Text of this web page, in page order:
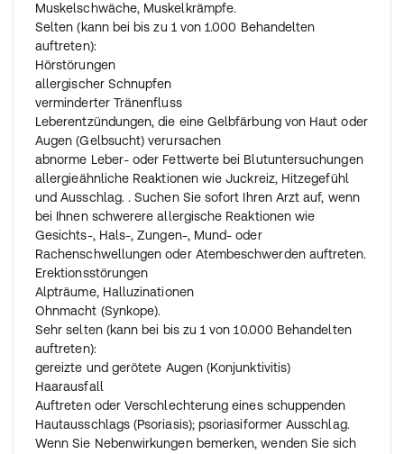
Wenn Sie eine größere Menge eingenommen haben, als
Sie sollten
Wenn Sie eine größere Menge eingenommen haben, als
Sie sollten, kontaktieren Sie sofort Ihren Arzt. Ihr Arzt
wird entscheiden, welche Maßnahmen notwendig sind.
Als Symptome einer Überdosierung können
verlangsamte Herzfrequenz, schwere Atemprobleme,
Benommenheit oder Zittern (durch zu niedrigen
Blutzucker) auftreten.
Wenn Sie die Einnahme vergessen haben
Nehmen Sie nicht die doppelte Dosis ein, wenn Sie die
vorherige Einnahme vergessen haben. Nehmen Sie am
nächsten Morgen Ihre gewohnte Dosis ein.
Wenn Sie die Einnahme abbrechen
Beenden Sie die Einnahme niemals ohne Anweisung
Ihres Arztes. Ihre Krankheit kann sich sonst gravierend
verschlechtern.
Wenn Sie weitere Fragen zur Anwendung des
Arzneimittels haben, fragen Sie Ihren Arzt oder
Apotheker.
Muskelschwäche, Muskelkrämpfe.
Selten (kann bei bis zu 1 von 1.000 Behandelten
auftreten):
Hörstörungen
allergischer Schnupfen
verminderter Tränenfluss
Leberentzündungen, die eine Gelbfärbung von Haut oder
Augen (Gelbsucht) verursachen
abnorme Leber- oder Fettwerte bei Blutuntersuchungen
allergieähnliche Reaktionen wie Juckreiz, Hitzegefühl
und Ausschlag. . Suchen Sie sofort Ihren Arzt auf, wenn
bei Ihnen schwerere allergische Reaktionen wie
Gesichts-, Hals-, Zungen-, Mund- oder
Rachenschwellungen oder Atembeschwerden auftreten.
Erektionsstörungen
Alpträume, Halluzinationen
Ohnmacht (Synkope).
Sehr selten (kann bei bis zu 1 von 10.000 Behandelten
auftreten):
gereizte und gerötete Augen (Konjunktivitis)
Haarausfall
Auftreten oder Verschlechterung eines schuppenden
Hautausschlags (Psoriasis); psoriasiformer Ausschlag.
Wenn Sie Nebenwirkungen bemerken, wenden Sie sich